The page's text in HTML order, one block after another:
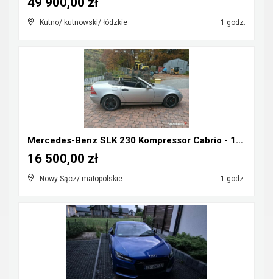
Kutno/ kutnowski/ łódzkie 1 godz.
Mercedes-Benz SLK 230 Kompressor Cabrio - 1998r ka...
Nowy Sącz/ małopolskie 1 godz.
16 500,00 zł